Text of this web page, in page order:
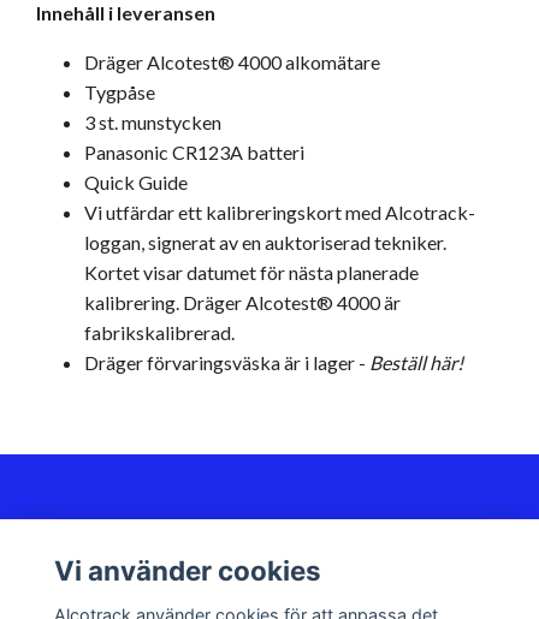
Innehåll i leveransen
Dräger Alcotest® 4000 alkomätare
Tygpåse
3 st.munstycken
Panasonic CR123A batteri
Quick Guide
Vi utfärdar ett kalibreringskort med Alcotrack-
loggan, signerat av en auktoriserad tekniker.
Kortet visar datumet för nästa planerade
kalibrering. Dräger Alcotest® 4000 är
fabrikskalibrerad.
Dräger förvaringsväska är i lager - Beställ här!
Vi använder cookies
Alcotrack använder cookies för att anpassa det